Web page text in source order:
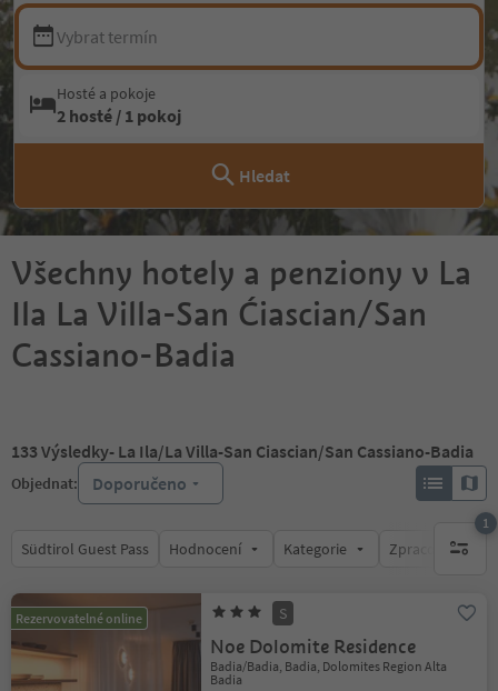
Vybrat termín
Hosté a pokoje
2 hosté / 1 pokoj
Hledat
Všechny hotely a penziony v La
Ila La Villa-San Ćiascian/San
Cassiano-Badia
133 Výsledky- La Ila/La Villa-San Ciascian/San Cassiano-Badia
Objednat: Doporučeno
Südtirol Guest Pass Hodnocení Kategorie Zpracovává
1
1
Rezervovatelné online S
Noe Dolomite Residence
Badia/Badia, Badia, Dolomites Region Alta
Badia